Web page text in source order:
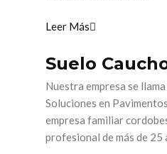
Leer Más
Suelo
Nuestra empresa se
Soluciones en
empresa familiar
profesional de más de 25